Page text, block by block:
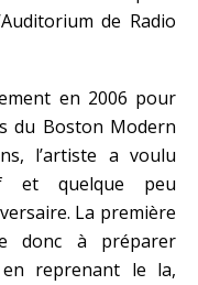
de Radio
en 2006 pour
du Boston Modern
l’artiste a voulu
et quelque peu
La première
donc à préparer
reprenant le la,